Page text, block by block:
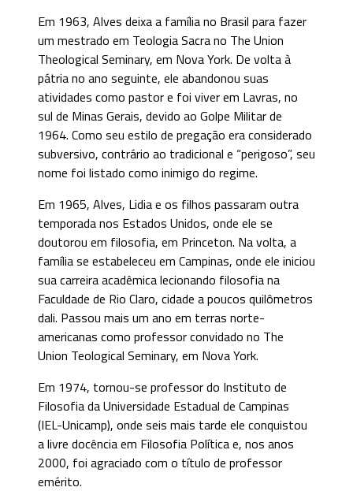
Em 1963, Alves deixa a família no Brasil para fazer
um mestrado em Teologia Sacra no The Union
Theological Seminary, em Nova York. De volta à
pátria no ano seguinte, ele abandonou suas
atividades como pastor e foi viver em Lavras, no
sul de Minas Gerais, devido ao Golpe Militar de
1964. Como seu estilo de pregação era considerado
subversivo, contrário ao tradicional e “perigoso”, seu
nome foi listado como inimigo do regime.
Em 1965, Alves, Lidia e os filhos passaram outra
temporada nos Estados Unidos, onde ele se
doutorou em filosofia, em Princeton. Na volta, a
família se estabeleceu em Campinas, onde ele iniciou
sua carreira acadêmica lecionando filosofia na
Faculdade de Rio Claro, cidade a poucos quilômetros
dali. Passou mais um ano em terras norte-
americanas como professor convidado no The
Union Teological Seminary, em Nova York.
Em 1974, tornou-se professor do Instituto de
Filosofia da Universidade Estadual de Campinas
(IEL-Unicamp), onde seis mais tarde ele conquistou
a livre docência em Filosofia Política e, nos anos
2000, foi agraciado com o título de professor
emérito.